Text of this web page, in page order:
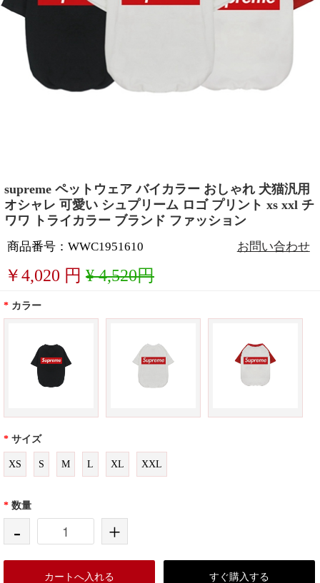
supreme ペットウェア バイカラー おしゃれ 犬猫汎用
オシャレ 可愛い シュプリーム ロゴ プリント xs xxl チ
ワワ トライカラー ブランド ファッション
商品番号：WWC1951610 お問い合わせ
￥4,020 円 ¥ 4,520円
* カラー
* サイズ
XS S M L XL XXL
* 数量
- +
カートへ入れる すぐ購入する